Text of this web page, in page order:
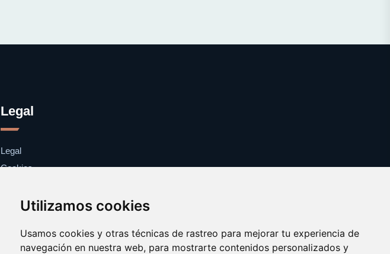
Utilizamos cookies
Usamos cookies y otras técnicas de rastreo para mejorar tu experiencia de
navegación en nuestra web, para mostrarte contenidos personalizados y
Legal
Legal
Cookies